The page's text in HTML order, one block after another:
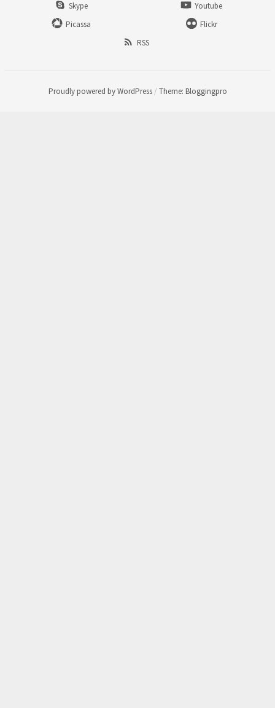
Skype
Youtube
Picassa
Flickr
RSS
Proudly powered by WordPress / Theme: Bloggingpro